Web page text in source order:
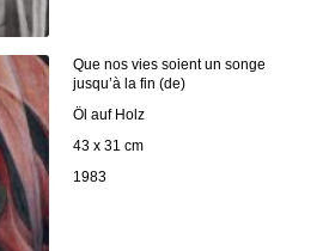
Que nos vies soient un songe
jusqu’à la fin (de)
Öl auf Holz
43 x 31 cm
1983